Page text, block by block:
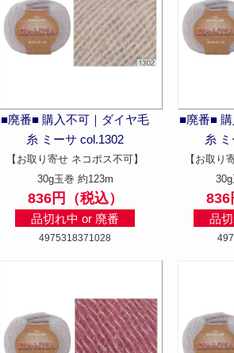
■廃番■ 購入不可｜ダイヤ毛
糸 ミーサ col.1302
【お取り寄せ ネコポス不可】
30g玉巻 約123m
836円（税込）
品切れ中 or 廃番
4975318371028
■廃番■
糸
【お取り
836
品